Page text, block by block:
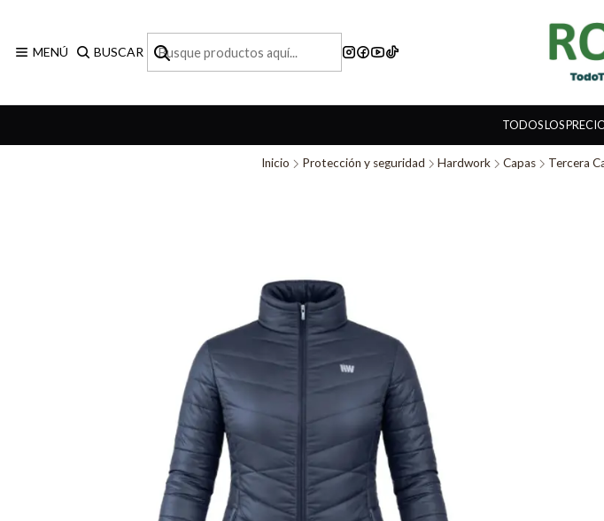
MENÚ BUSCAR
TODOS LOS
Inicio Protección y seguridad Hardwork Capas Tercera